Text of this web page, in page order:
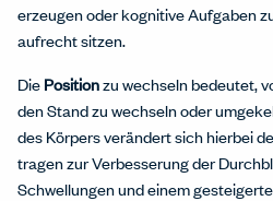
erzeugen oder kognitive Aufgaben
aufrecht sitzen.
DiePositionzu wechseln bedeutet,
den Stand zu wechseln oder
des Körpers verändert sich hierbei
tragen zur Verbesserung der
Schwellungen und einem